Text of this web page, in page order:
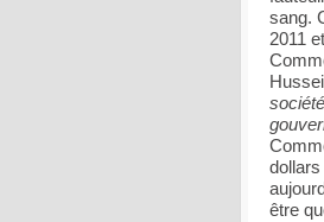
sang.
2011
être